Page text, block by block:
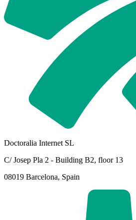
Doctoralia Internet SL
C/ Josep Pla 2 - Building B2, floor 13
08019 Barcelona, Spain